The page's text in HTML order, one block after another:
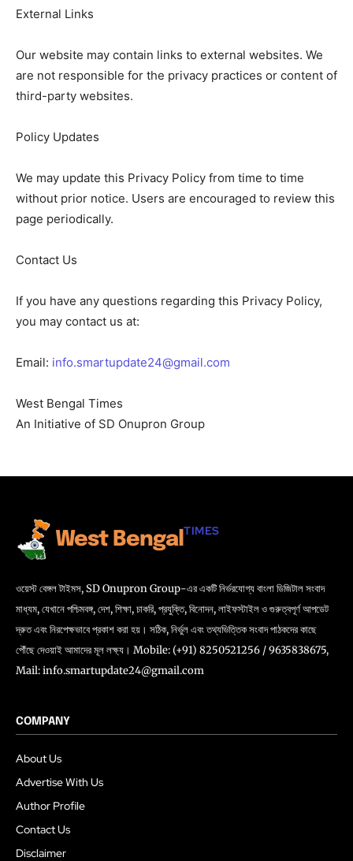
External Links
Our website may contain links to external websites. We
are not responsible for the privacy practices or content of
third-party websites.
Policy Updates
We may update this Privacy Policy from time to time
without prior notice. Users are encouraged to review this
page periodically.
Contact Us
If you have any questions regarding this Privacy Policy,
you may contact us at:
Email: info.smartupdate24@gmail.com
West Bengal Times
An Initiative of SD Onupron Group
West Bengal TIMES
ওয়েস্ট বেঙ্গল টাইমস, SD Onupron Group-এর একটি নির্ভরযোগ্য বাংলা ডিজিটাল সংবাদ
মাধ্যম, যেখানে পশ্চিমবঙ্গ, দেশ, শিক্ষা, চাকরি, প্রযুক্তি, বিনোদন, লাইফস্টাইল ও গুরুত্বপূর্ণ আপডেট
দ্রুত এবং নিরপেক্ষভাবে প্রকাশ করা হয়। সঠিক, নির্ভুল এবং তথ্যভিত্তিক সংবাদ পাঠকদের কাছে
পৌঁছে দেওয়াই আমাদের মূল লক্ষ্য। Mobile: (+91) 8250521256 / 9635838675,
Mail:info.smartupdate24@gmail.com
COMPANY
About Us
Advertise With Us
Author Profile
Contact Us
Disclaimer